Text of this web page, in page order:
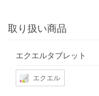
取り扱い商品
エクエルタブレット
エクエル